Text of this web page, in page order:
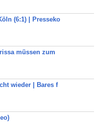
(6:1) | Presseko
müssen zum
wieder | Bares f